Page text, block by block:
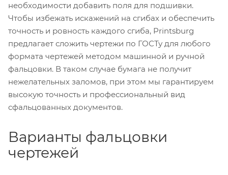
необходимости добавить поля для подшивки.
Чтобы избежать искажений на сгибах и обеспечить
точность и ровность каждого сгиба, Printsburg
предлагает сложить чертежи по ГОСТу для любого
формата чертежей методом машинной и ручной
фальцовки. В таком случае бумага не получит
нежелательных заломов, при этом мы гарантируем
высокую точность и профессиональный вид
сфальцованных документов.
Варианты фальцовки
чертежей